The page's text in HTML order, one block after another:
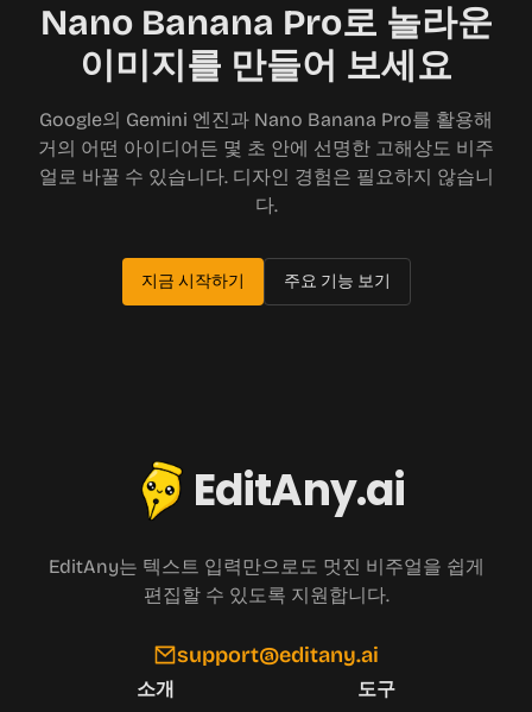
Nano Banana Pro로 놀라운
이미지를 만들어 보세요
Google의 Gemini 엔진과 Nano Banana Pro를 활용해
거의 어떤 아이디어든 몇 초 안에 선명한 고해상도 비주
얼로 바꿀 수 있습니다. 디자인 경험은 필요하지 않습니
다.
지금 시작하기 주요 기능 보기
EditAny.ai
EditAny는 텍스트 입력만으로도 멋진 비주얼을 쉽게
편집할 수 있도록 지원합니다.
support@editany.ai
소개 도구